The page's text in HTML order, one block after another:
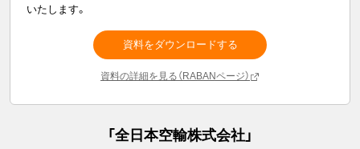
いたします。
資料をダウンロードする
資料の詳細を見る（RABANページ）
「 全日本空輸株式会社 」